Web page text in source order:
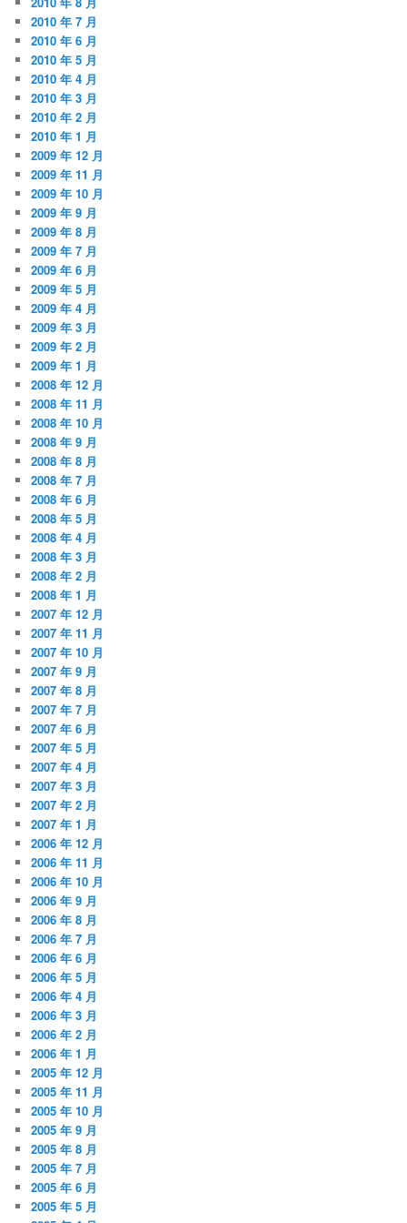
2010 年 7 月
2010 年 6 月
2010 年 5 月
2010 年 4 月
2010 年 3 月
2010 年 2 月
2010 年 1 月
2009 年 12 月
2009 年 11 月
2009 年 10 月
2009 年 9 月
2009 年 8 月
2009 年 7 月
2009 年 6 月
2009 年 5 月
2009 年 4 月
2009 年 3 月
2009 年 2 月
2009 年 1 月
2008 年 12 月
2008 年 11 月
2008 年 10 月
2008 年 9 月
2008 年 8 月
2008 年 7 月
2008 年 6 月
2008 年 5 月
2008 年 4 月
2008 年 3 月
2008 年 2 月
2008 年 1 月
2007 年 12 月
2007 年 11 月
2007 年 10 月
2007 年 9 月
2007 年 8 月
2007 年 7 月
2007 年 6 月
2007 年 5 月
2007 年 4 月
2007 年 3 月
2007 年 2 月
2007 年 1 月
2006 年 12 月
2006 年 11 月
2006 年 10 月
2006 年 9 月
2006 年 8 月
2006 年 7 月
2006 年 6 月
2006 年 5 月
2006 年 4 月
2006 年 3 月
2006 年 2 月
2006 年 1 月
2005 年 12 月
2005 年 11 月
2005 年 10 月
2005 年 9 月
2005 年 8 月
2005 年 7 月
2005 年 6 月
2005 年 5 月